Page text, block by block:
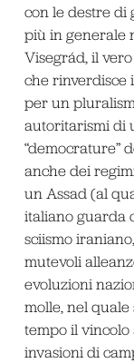
con le destre di
più in generale
Visegrád, il
che rinverdisce
per un
autoritarismi di
“democrature”
anche dei
un Assad (al
italiano guarda
sciismo
mutevoli
evoluzioni
molle, nel
tempo il vincolo
invasioni di